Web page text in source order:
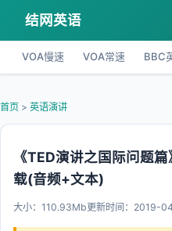
结网英语
VOA慢速 VOA常速 BBC
首页 > 英语演讲
《TED演讲之国际问题
载(音频+文本)
大小：110.93Mb更新时间：2019-